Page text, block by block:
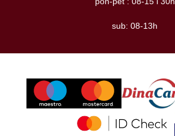
sub: 08-13h